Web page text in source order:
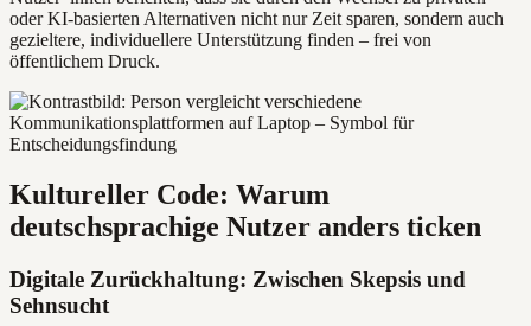
oder KI-basierten Alternativen nicht nur Zeit sparen, sondern auch
gezieltere, individuellere Unterstützung finden – frei von
öffentlichem Druck.
Kultureller Code: Warum
deutschsprachige Nutzer anders ticken
Digitale Zurückhaltung: Zwischen Skepsis und
Sehnsucht